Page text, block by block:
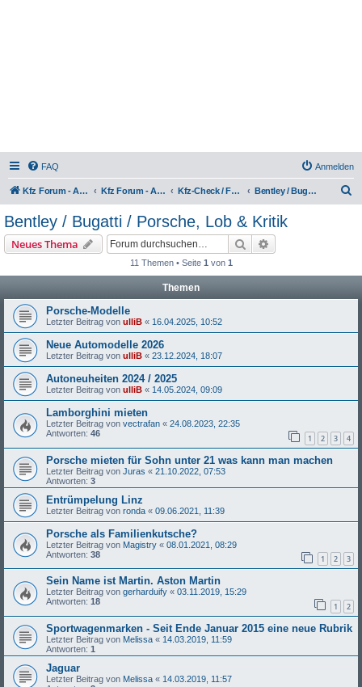
FAQ Anmelden
Kfz Forum - Auto, Motorrad und LKW Kfz Forum - Auto, Motorrad und LKW Kfz-Check / Fahrzeugbewertung / Lob & Tadel / Berichte & Erfahrungen Bentley / Bugatti / Porsche, Lob & Kritik
Bentley / Bugatti / Porsche, Lob & Kritik
Neues Thema Suche
11 Themen • Seite 1 von 1
Themen
Porsche-Modelle
Letzter Beitrag von ulliB « 16.04.2025, 10:52
Neue Automodelle 2026
Letzter Beitrag von ulliB « 23.12.2024, 18:07
Autoneuheiten 2024 / 2025
Letzter Beitrag von ulliB « 14.05.2024, 09:09
Lamborghini mieten
Letzter Beitrag von vectrafan « 24.08.2023, 22:35
Antworten: 46 1 2 3 4
Porsche mieten für Sohn unter 21 was kann man machen
Letzter Beitrag von Juras « 21.10.2022, 07:53
Antworten: 3
Entrümpelung Linz
Letzter Beitrag von ronda « 09.06.2021, 11:39
Porsche als Familienkutsche?
Letzter Beitrag von Magistry « 08.01.2021, 08:29
Antworten: 38 1 2 3
Sein Name ist Martin. Aston Martin
Letzter Beitrag von gerharduify « 03.11.2019, 15:29
Antworten: 18 1 2
Sportwagenmarken - Seit Ende Januar 2015 eine neue Rubrik
Letzter Beitrag von Melissa « 14.03.2019, 11:59
Antworten: 1
Jaguar
Letzter Beitrag von Melissa « 14.03.2019, 11:57